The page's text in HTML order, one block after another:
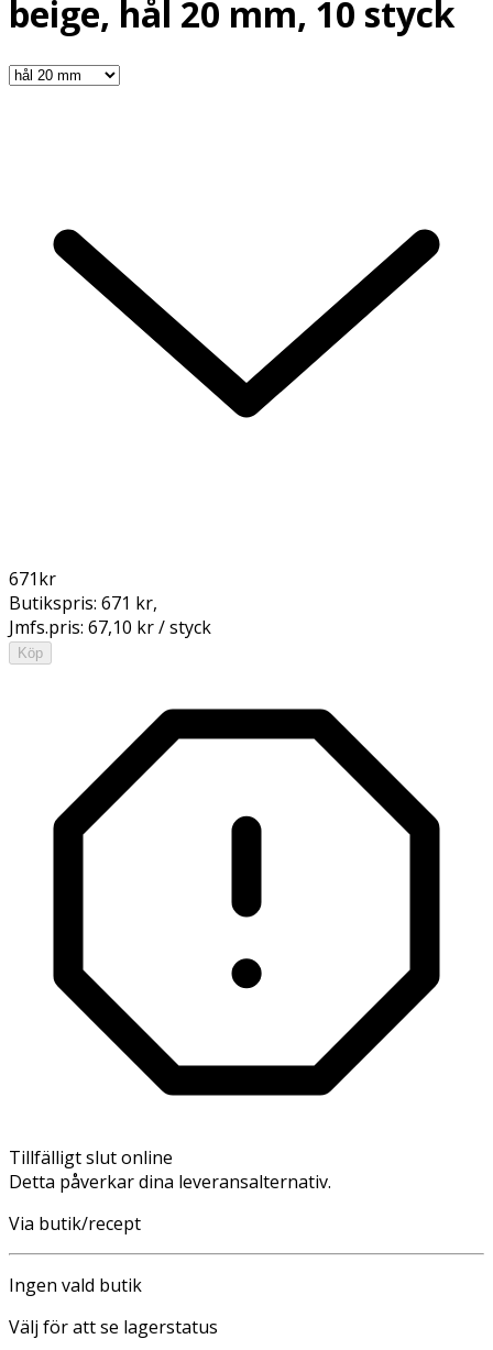
beige, hål 20 mm, 10 styck
671kr
Butikspris: 671 kr,
Jmfs.pris: 67,10 kr / styck
Köp
Tillfälligt slut online
Detta påverkar dina leveransalternativ.
Via butik/recept
Ingen vald butik
Välj för att se lagerstatus